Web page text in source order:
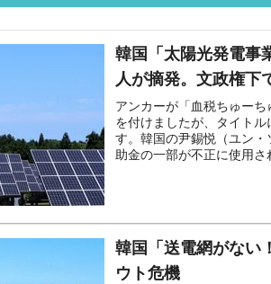
丸刈りになって抗議活動」
出を異常増加させる ⇒ 中国の過剰生産が
体絶好調」のウラで他業種は全般的「不
韓国消費者院が『クーパン』1人当たり賠
部では干ばつ
載の次世代駆逐艦「KDDX」1番艦、2032年
ン安が急進！ 日米の協調に韓国がいっち
車への補助金を全廃 ⇒ 実は韓国で『BYD
韓国「太陽光発電事
人が摘発。文政権下
アンカーが「血税ちゅー
を付けましたが、タイト
す。韓国の尹錫悦（ユン
助金の一部が不正に使用
韓国「送電網がない
ウト危機